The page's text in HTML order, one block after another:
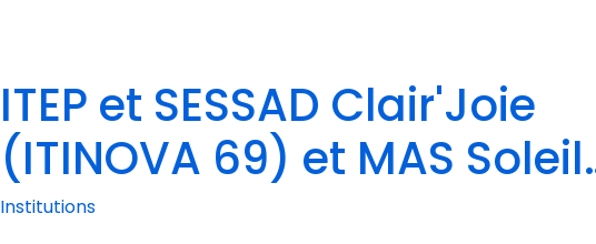
ITEP et SESSAD Clair'Joie
(ITINOVA 69) et MAS Soleil
(ADAPEI 69)
Institutions